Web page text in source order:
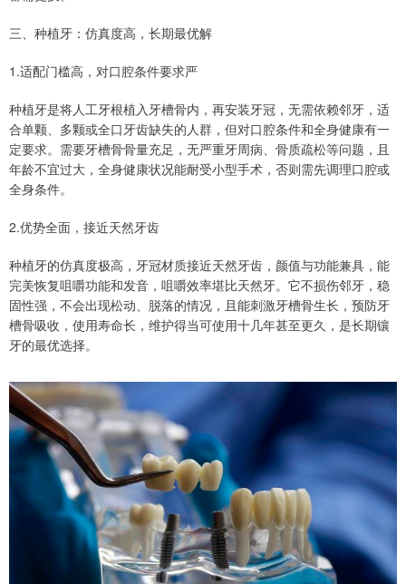
三、种植牙：仿真度高，长期最优解
1.适配门槛高，对口腔条件要求严
种植牙是将人工牙根植入牙槽骨内，再安装牙冠，无需依赖邻牙，适
合单颗、多颗或全口牙齿缺失的人群，但对口腔条件和全身健康有一
定要求。需要牙槽骨骨量充足，无严重牙周病、骨质疏松等问题，且
年龄不宜过大，全身健康状况能耐受小型手术，否则需先调理口腔或
全身条件。
2.优势全面，接近天然牙齿
种植牙的仿真度极高，牙冠材质接近天然牙齿，颜值与功能兼具，能
完美恢复咀嚼功能和发音，咀嚼效率堪比天然牙。它不损伤邻牙，稳
固性强，不会出现松动、脱落的情况，且能刺激牙槽骨生长，预防牙
槽骨吸收，使用寿命长，维护得当可使用十几年甚至更久，是长期镶
牙的最优选择。